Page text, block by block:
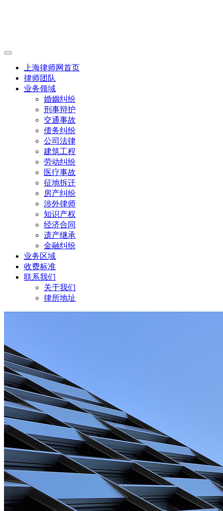
上海律师网首页
律师团队
业务领域
婚姻纠纷
刑事辩护
交通事故
债务纠纷
公司法律
建筑工程
劳动纠纷
医疗事故
征地拆迁
房产纠纷
涉外律师
知识产权
经济合同
遗产继承
金融纠纷
业务区域
收费标准
联系我们
关于我们
律所地址